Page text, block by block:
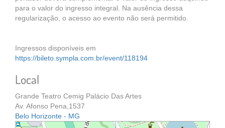
para o valor do ingresso integral. Na ausência dessa
regularização, o acesso ao evento não será permitido.
Ingressos disponíveis em
https://bileto.sympla.com.br/event/118194
Local
Grande Teatro Cemig Palácio Das Artes
Av. Afonso Pena,1537
Belo Horizonte - MG